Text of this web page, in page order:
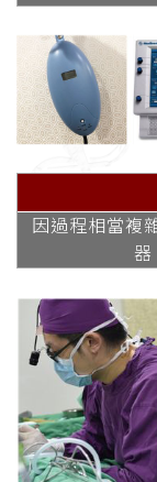
因過程相當複
器